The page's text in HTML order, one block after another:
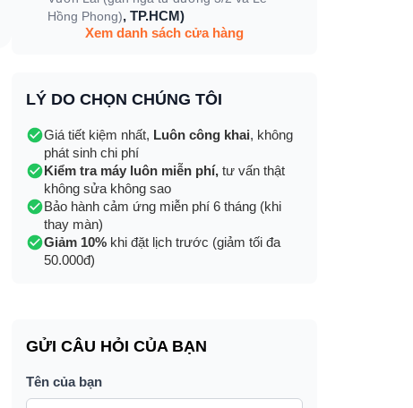
Hồng Phong), TP.HCM)
Xem danh sách cửa hàng
LÝ DO CHỌN CHÚNG TÔI
Giá tiết kiệm nhất, Luôn công khai, không
phát sinh chi phí
Kiểm tra máy luôn miễn phí, tư vấn thật
không sửa không sao
Bảo hành cảm ứng miễn phí 6 tháng (khi
thay màn)
Giảm 10% khi đặt lịch trước (giảm tối đa
50.000đ)
GỬI CÂU HỎI CỦA BẠN
Tên của bạn